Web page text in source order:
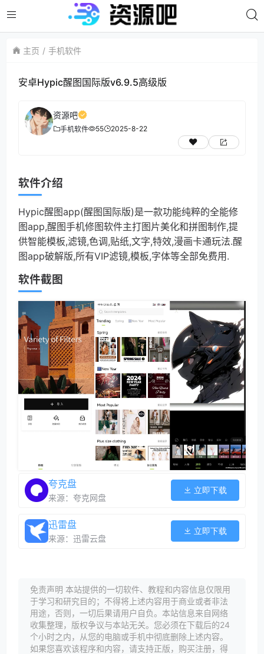
主页 手机软件
安卓Hypic醒图国际版v6.9.5高级版
资源吧
手机软件 55 2025-8-22
软件介绍
Hypic醒图app(醒图国际版)是一款功能纯粹的全能修
图app,醒图手机修图软件主打图片美化和拼图制作,提
供智能模板,滤镜,色调,贴纸,文字,特效,漫画卡通玩法.醒
图app破解版,所有VIP滤镜,模板,字体等全部免费用.
软件截图
夸克盘
来源：夸克网盘
立即下载
迅雷盘
来源：迅雷云盘
立即下载
免责声明 本站提供的一切软件、教程和内容信息仅限用
于学习和研究目的；不得将上述内容用于商业或者非法
用途，否则，一切后果请用户自负。本站信息来自网络
收集整理，版权争议与本站无关。您必须在下载后的24
个小时之内，从您的电脑或手机中彻底删除上述内容。
如果您喜欢该程序和内容，请支持正版，购买注册，得